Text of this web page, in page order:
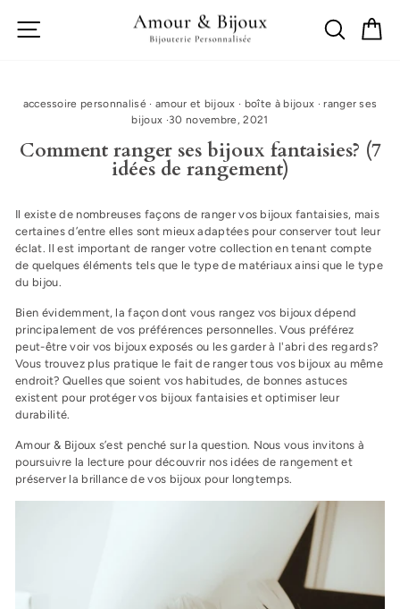
accessoire personnalisé · amour et bijoux · boîte à bijoux ·ranger ses
bijoux ·30 novembre, 2021
Comment ranger ses bijoux fantaisies? (7
idées de rangement)
Il existe de nombreuses façons de ranger vos bijoux fantaisies, mais
certaines d’entre elles sont mieux adaptées pour conserver tout leur
éclat. Il est important de ranger votre collection en tenant compte
de quelques éléments tels que le type de matériaux ainsi que le type
du bijou.
Bien évidemment, la façon dont vous rangez vos bijoux dépend
principalement de vos préférences personnelles. Vous préférez
peut-être voir vos bijoux exposés ou les garder à l'abri des regards?
Vous trouvez plus pratique le fait de ranger tous vos bijoux au même
endroit? Quelles que soient vos habitudes, de bonnes astuces
existent pour protéger vos bijoux fantaisies et optimiser leur
durabilité.
Amour & Bijoux s’est penché sur la question. Nous vous invitons à
poursuivre la lecture pour découvrir nos idées de rangement et
préserver la brillance de vos bijoux pour longtemps.